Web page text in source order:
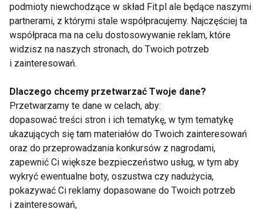
Dieta
Mrożone jogurtowe
batoniki z owocami –
zdrowy deser bez
cukru, który
pokochasz tego lata
Chłodnik proteinowy z
pieczonych buraków i
skyru – lekki obiad na
upalne dni
podmioty niewchodzące w skład Fit.pl ale będące naszymi
partnerami, z którymi stale współpracujemy. Najczęściej ta
współpraca ma na celu dostosowywanie reklam, które
widzisz na naszych stronach, do Twoich potrzeb
i zainteresowań.
Dlaczego chcemy przetwarzać Twoje dane?
Przetwarzamy te dane w celach, aby:
dopasować treści stron i ich tematykę, w tym tematykę
ukazujących się tam materiałów do Twoich zainteresowań
oraz do przeprowadzania konkursów z nagrodami,
zapewnić Ci większe bezpieczeństwo usług, w tym aby
wykryć ewentualne boty, oszustwa czy nadużycia,
pokazywać Ci reklamy dopasowane do Twoich potrzeb
i zainteresowań,